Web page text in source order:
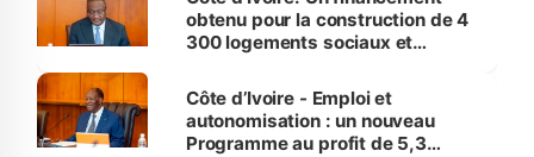
obtenu pour la construction de 4
300 logements sociaux et
et Yamoussoukro
Côte d’Ivoire - Emploi et
autonomisation : un nouveau
Programme au profit de 5,3